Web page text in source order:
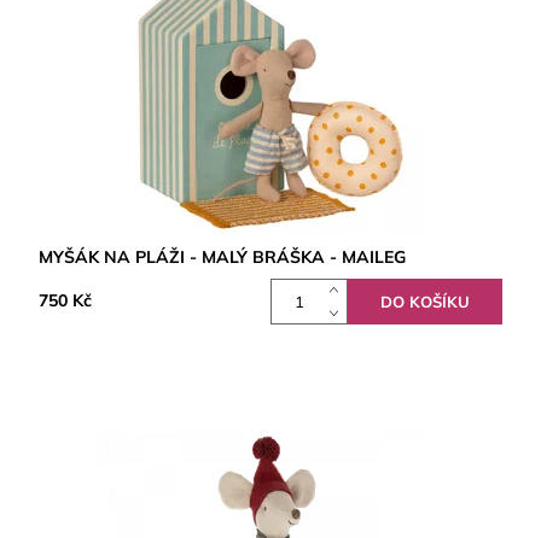
MYŠÁK NA PLÁŽI - MALÝ BRÁŠKA - MAILEG
750 Kč